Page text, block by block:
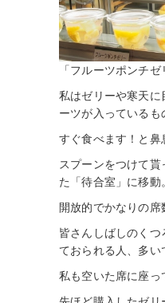
「フルーツポンチゼ
私はゼリーや寒天
ーツが入っているも
すぐ食べます！と鼻
スプーンをつけて
た「待合室」に移動。
開放的でかなりの席
皆さんしばしのく
ておられる人、多い
私も空いた席に座っ